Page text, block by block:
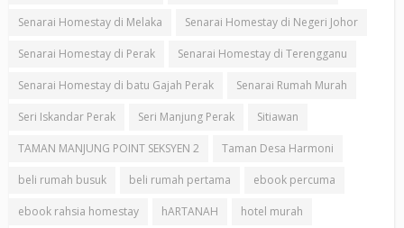
Senarai Homestay di Melaka Senarai Homestay di Negeri Johor
Senarai Homestay di Perak Senarai Homestay di Terengganu
Senarai Homestay di batu Gajah Perak Senarai Rumah Murah
Seri Iskandar Perak Seri Manjung Perak Sitiawan
TAMAN MANJUNG POINT SEKSYEN 2 Taman Desa Harmoni
beli rumah busuk beli rumah pertama ebook percuma
ebook rahsia homestay hARTANAH hotel murah